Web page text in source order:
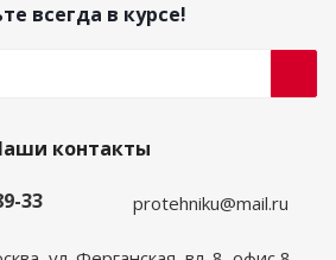
всегда в курсе!
контакты
33
protehniku@mail.ru